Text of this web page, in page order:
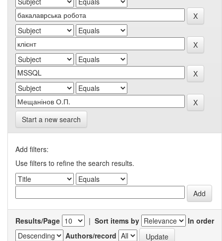
Start a new search
Add filters:
Use filters to refine the search results.
Results/Page | Sort items by
In order
Authors/record